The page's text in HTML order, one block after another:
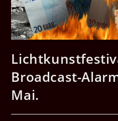
Broadcast-
Mai.